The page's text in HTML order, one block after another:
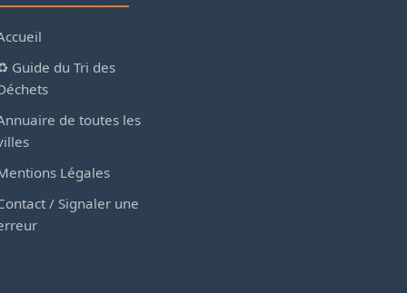
Guide du Tri des
de toutes les
Légales
/ Signaler une